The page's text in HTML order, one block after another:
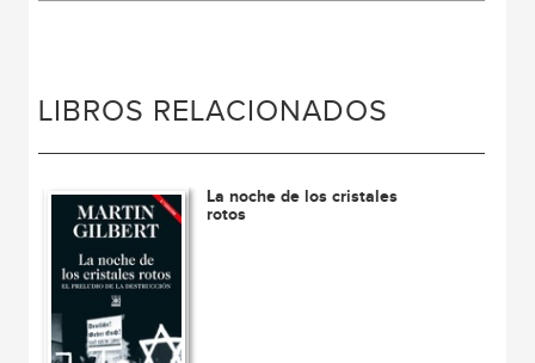
LIBROS RELACIONADOS
La noche de los cristales
rotos